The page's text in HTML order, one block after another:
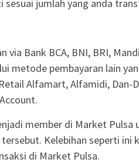
jumlah yang anda
via Bank BCA, BNI, BRI,
metode pembayaran lain
Alfamart, Alfamidi, Dan-
member di Market Pulsa
Kelebihan seperti ini
di Market Pulsa.